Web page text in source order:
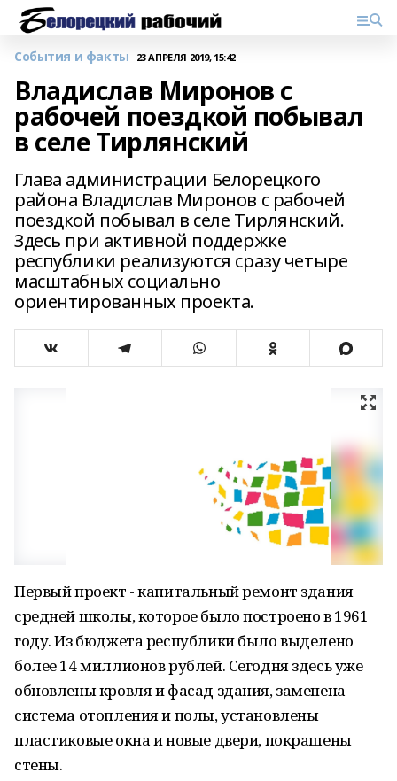
События и факты 23 АПРЕЛЯ 2019, 15:42
Владислав Миронов с
рабочей поездкой побывал
в селе Тирлянский
Глава администрации Белорецкого
района Владислав Миронов с рабочей
поездкой побывал в селе Тирлянский.
Здесь при активной поддержке
республики реализуются сразу четыре
масштабных социально
ориентированных проекта.
Первый проект - капитальный ремонт здания
средней школы, которое было построено в 1961
году. Из бюджета республики было выделено
более 14 миллионов рублей. Сегодня здесь уже
обновлены кровля и фасад здания, заменена
система отопления и полы, установлены
пластиковые окна и новые двери, покрашены
стены.